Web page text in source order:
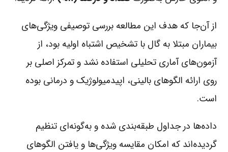
از آن‌جا که هدف این مطالعه بررسی توصیفی ویژگی‌های
بیماران مبتلا به گال با تشخیص اشتباه اولیه بود، از
آزمون‌های آماری تحلیلی استفاده نشد و تمرکز اصلی بر
روی ارائه الگوهای بالینی، اپیدمیولوژیک و درمانی بوده
است.
داده‌ها در جداول طبقه‌بندی شده و به‌گونه‌ای تنظیم
گردیده‌اند که امکان مقایسه ویژگی‌ها و یافتن الگوهای